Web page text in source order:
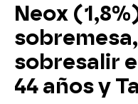
Neox
sobresalir
44 años y